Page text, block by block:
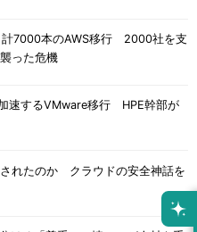
計7000本のAWS移行 2000社を支
った危機
速するVMware移行 HPE幹部が
れたのか クラウドの安全神話を